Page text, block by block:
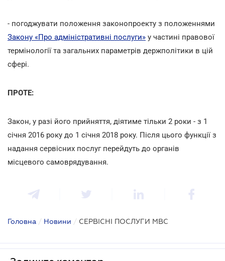
- погоджувати положення законопроекту з положеннями
Закону «Про адміністративні послуги» у частині правової
термінології та загальних параметрів держполітики в цій
сфері.
ПРОТЕ:
Закон, у разі його прийняття, діятиме тільки 2 роки - з 1
січня 2016 року до 1 січня 2018 року. Після цього функції з
надання сервісних послуг перейдуть до органів
місцевого самоврядування.
Головна / Новини / СЕРВІСНІ ПОСЛУГИ МВС